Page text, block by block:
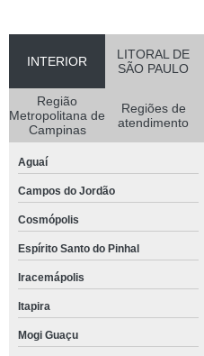
INTERIOR
LITORAL DE
SÃO PAULO
Região
Metropolitana de
Campinas
Regiões de
atendimento
Aguaí
Campos do Jordão
Cosmópolis
Espírito Santo do Pinhal
Iracemápolis
Itapira
Mogi Guaçu